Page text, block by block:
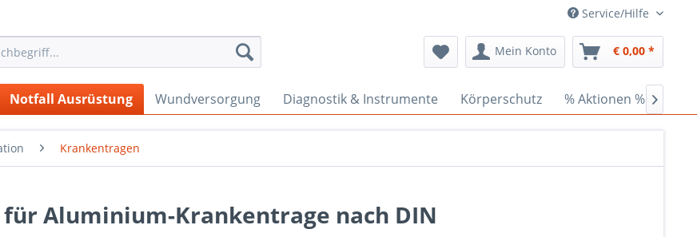
Service/Hilfe
Mein Konto € 0,00 *
Notfall Ausrüstung Wundversorgung Diagnostik & Instrumente Körperschutz % Aktionen % 
Krankentragen
Aluminium-Krankentrage nach DIN